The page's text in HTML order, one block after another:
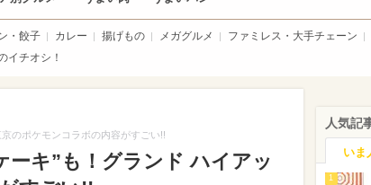
・餃子 カレー 揚げもの メガグルメ ファミレス・大手チェーン
イチオシ！
のポケモンコラボの内容がすごい!!
ーキ”も！グランド ハイアッ
人気記
いま
1